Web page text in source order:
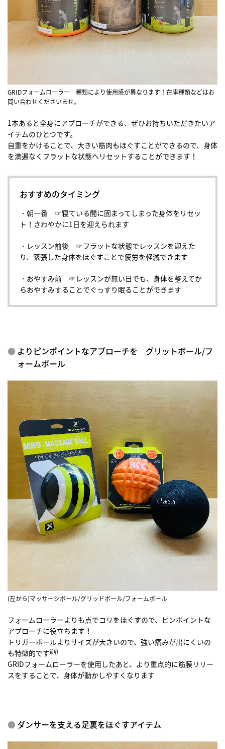
GRIDフォームローラー 種類により使用感が異なります！在庫種類などはお
問い合わせくださいませ。
1本あると全身にアプローチができる、ぜひお持ちいただきたいア
イテムのひとつです。
自重をかけることで、大きい筋肉もほぐすことができるので、身体
を満遍なくフラットな状態へリセットすることができます！
おすすめのタイミング
・朝一番 ☞寝ている間に固まってしまった身体をリセッ
ト！さわやかに1日を迎えられます
・レッスン前後 ☞フラットな状態でレッスンを迎えた
り、緊張した身体をほぐすことで疲労を軽減できます
・おやすみ前 ☞レッスンが無い日でも、身体を整えてか
らおやすみすることでぐっすり眠ることができます
よりピンポイントなアプローチを グリットボール/フ
ォームボール
(左から)マッサージボール/グリッドボール/フォームボール
フォームローラーよりも点でコリをほぐすので、ピンポイントな
アプローチに役立ちます！
トリガーボールよりサイズが大きいので、強い痛みが出にくいの
も特徴的です
GRIDフォームローラーを使用したあと、より重点的に筋膜リリー
スをすることで、身体が動かしやすくなります
ダンサーを支える足裏をほぐすアイテム